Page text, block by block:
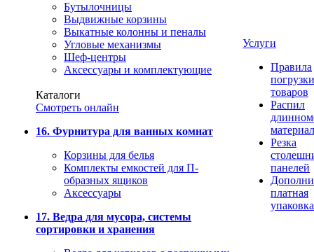
Бутылочницы
Выдвижные корзины
Выкатные колонны и пеналы
Угловые механизмы
Шеф-центры
Аксессуары и комплектующие
Каталоги
Смотреть онлайн
16. Фурнитура для ванных комнат
Корзины для белья
Комплекты емкостей для П-
образных ящиков
Аксессуары
17. Ведра для мусора, системы
сортировки и хранения
Услуги
Правила
погрузки
товаров
Распил
Резка
панелей
платная
упаковка